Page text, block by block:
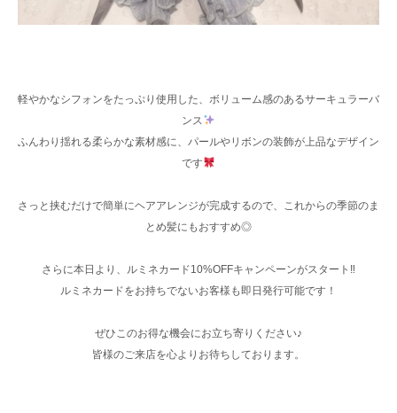
軽やかなシフォンをたっぷり使用した、ボリューム感のあるサーキュラーバ
ンス
ふんわり揺れる柔らかな素材感に、パールやリボンの装飾が上品なデザイン
です
さっと挟むだけで簡単にヘアアレンジが完成するので、これからの季節のま
とめ髪にもおすすめ◎
さらに本日より、ルミネカード10%OFFキャンペーンがスタート‼︎
ルミネカードをお持ちでないお客様も即日発行可能です！
ぜひこのお得な機会にお立ち寄りください♪
皆様のご来店を心よりお待ちしております。